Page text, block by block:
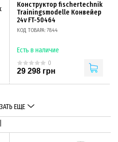
Конструктор fischertechnik
Trainingsmodelle Конвейер
24v FT-50464
КОД ТОВАРА: 7844
Есть в наличие
0
29 298 грн
ЕЩЕ